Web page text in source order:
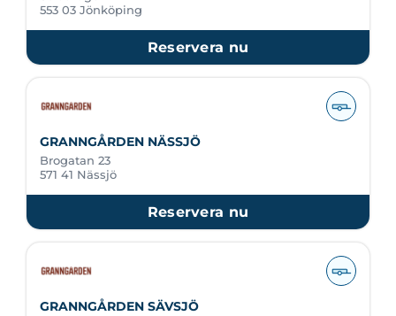
553 03 Jönköping
Reservera nu
GRANNGÅRDEN NÄSSJÖ
Brogatan 23
571 41 Nässjö
Reservera nu
GRANNGÅRDEN SÄVSJÖ